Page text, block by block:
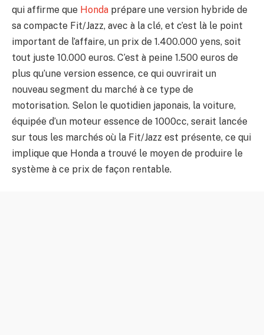
qui affirme que Honda prépare une version hybride de
sa compacte Fit/Jazz, avec à la clé, et c’est là le point
important de l’affaire, un prix de 1.400.000 yens, soit
tout juste 10.000 euros. C’est à peine 1.500 euros de
plus qu’une version essence, ce qui ouvrirait un
nouveau segment du marché à ce type de
motorisation. Selon le quotidien japonais, la voiture,
équipée d’un moteur essence de 1000cc, serait lancée
sur tous les marchés où la Fit/Jazz est présente, ce qui
implique que Honda a trouvé le moyen de produire le
système à ce prix de façon rentable.